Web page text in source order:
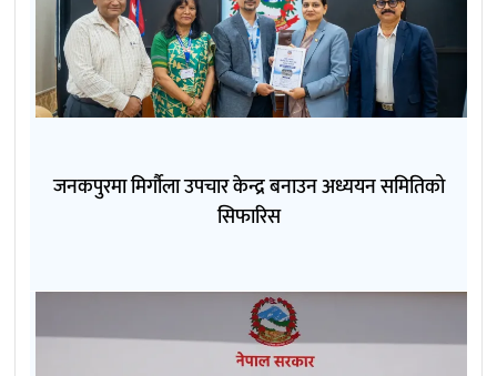
जनकपुरमा मिर्गौला उपचार केन्द्र बनाउन अध्ययन समितिको
सिफारिस